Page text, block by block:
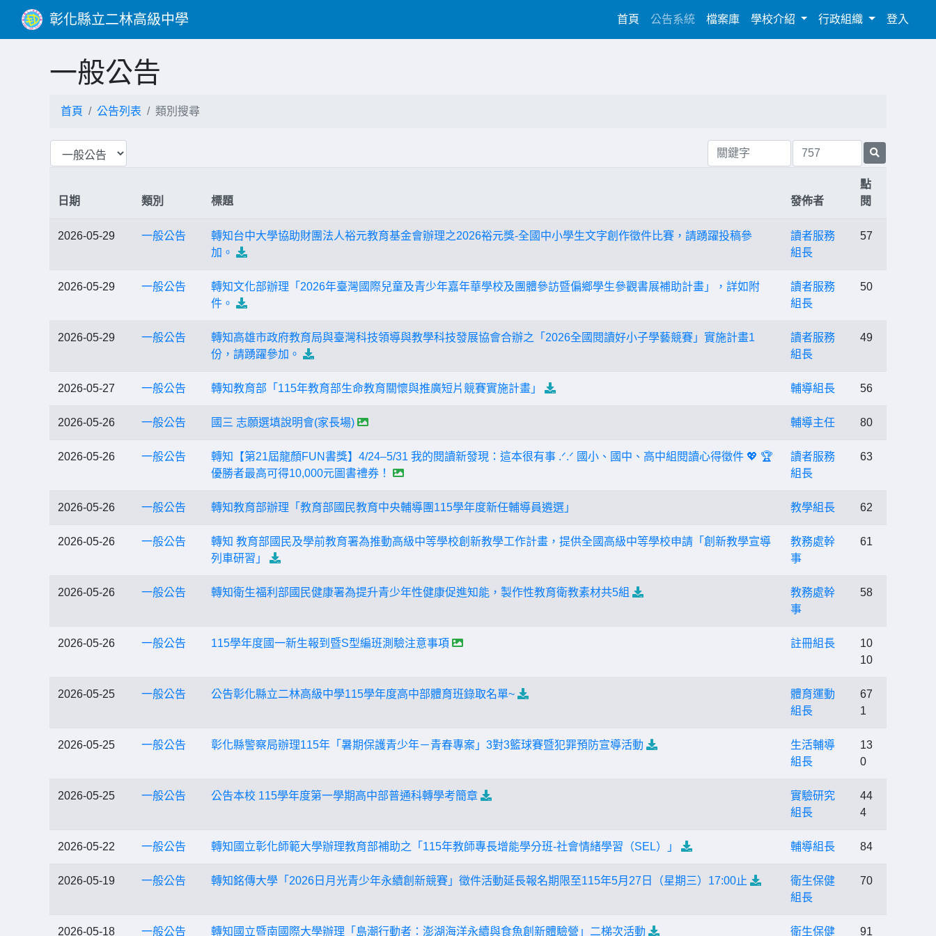
彰化縣立二林高級中學 首頁(current)
公告系統 檔案庫 學校介紹 行政組織 登入
一般公告
首頁 公告列表 類別搜尋
日期 類別 標題 發佈者
點
閱
2026-05-29 一般公告
轉知台中大學協助財團法人裕元教育基金會辦理之2026裕元獎-全國中小學生文字創作徵件比賽，請踴躍投稿參
加。
讀者服務
組長
57
2026-05-29 一般公告
轉知文化部辦理「2026年臺灣國際兒童及青少年嘉年華學校及團體參訪暨偏鄉學生參觀書展補助計畫」，詳如附
件。
讀者服務
組長
50
2026-05-29 一般公告
轉知高雄市政府教育局與臺灣科技領導與教學科技發展協會合辦之「2026全國閱讀好小子學藝競賽」實施計畫1
份，請踴躍參加。
讀者服務
組長
49
2026-05-27 一般公告 轉知教育部「115年教育部生命教育關懷與推廣短片競賽實施計畫」 輔導組長 56
2026-05-26 一般公告 國三 志願選填說明會(家長場) 輔導主任 80
2026-05-26 一般公告
轉知【第21屆龍顏FUN書獎】4/24–5/31 我的閱讀新發現：這本很有事 .ᐟ.ᐟ 國小、國中、高中組閱讀心得徵件 💖 🏆
優勝者最高可得10,000元圖書禮券！
讀者服務
組長
63
2026-05-26 一般公告 轉知教育部辦理「教育部國民教育中央輔導團115學年度新任輔導員遴選」 教學組長 62
2026-05-26 一般公告
轉知 教育部國民及學前教育署為推動高級中等學校創新教學工作計畫，提供全國高級中等學校申請「創新教學宣導
列車研習」
教務處幹
事
61
2026-05-26 一般公告 轉知衛生福利部國民健康署為提升青少年性健康促進知能，製作性教育衛教素材共5組
教務處幹
事
58
2026-05-26 一般公告 115學年度國一新生報到暨S型編班測驗注意事項 註冊組長
10
10
2026-05-25 一般公告 公告彰化縣立二林高級中學115學年度高中部體育班錄取名單~
體育運動
組長
67
1
2026-05-25 一般公告 彰化縣警察局辦理115年「暑期保護青少年－青春專案」3對3籃球賽暨犯罪預防宣導活動
生活輔導
組長
13
0
2026-05-25 一般公告 公告本校 115學年度第一學期高中部普通科轉學考簡章
實驗研究
組長
44
4
2026-05-22 一般公告 轉知國立彰化師範大學辦理教育部補助之「115年教師專長增能學分班-社會情緒學習（SEL）」 輔導組長 84
2026-05-19 一般公告 轉知銘傳大學「2026日月光青少年永續創新競賽」徵件活動延長報名期限至115年5月27日（星期三）17:00止
衛生保健
組長
70
2026-05-18 一般公告 轉知國立暨南國際大學辦理「島潮行動者：澎湖海洋永續與食魚創新體驗營」二梯次活動 衛生保健 91